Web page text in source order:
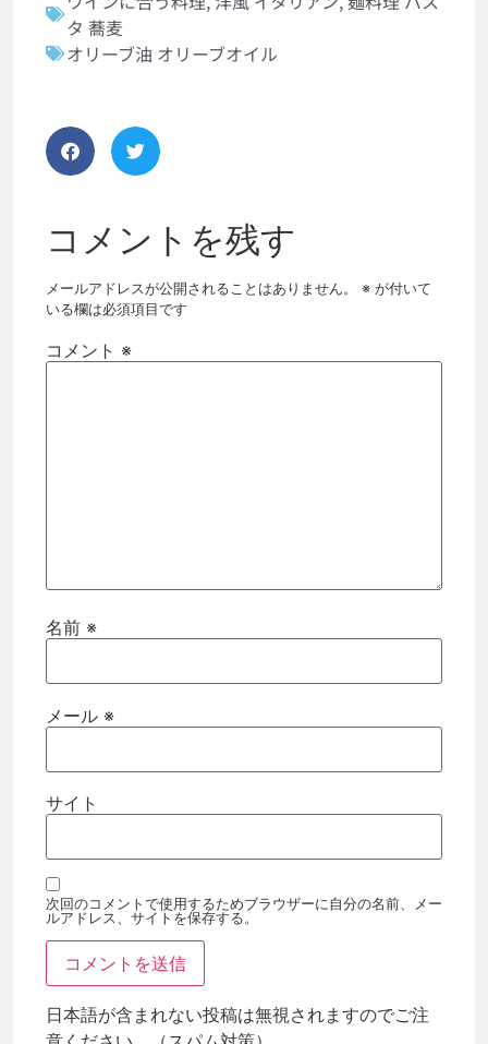
タ 蕎麦
オリーブ油 オリーブオイル
コメントを残す
メールアドレスが公開されることはありません。 ※ が付いて
いる欄は必須項目です
コメント ※
名前 ※
メール ※
サイト
次回のコメントで使用するためブラウザーに自分の名前、メー
ルアドレス、サイトを保存する。
日本語が含まれない投稿は無視されますのでご注